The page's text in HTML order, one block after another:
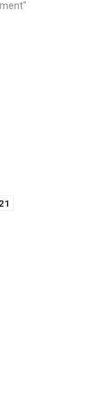
पूरी दुनिया